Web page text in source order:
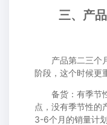
三、产品
产品第二三个月
阶段，这个时候更
备货：有季节性
点，没有季节性的
3-6个月的销量计